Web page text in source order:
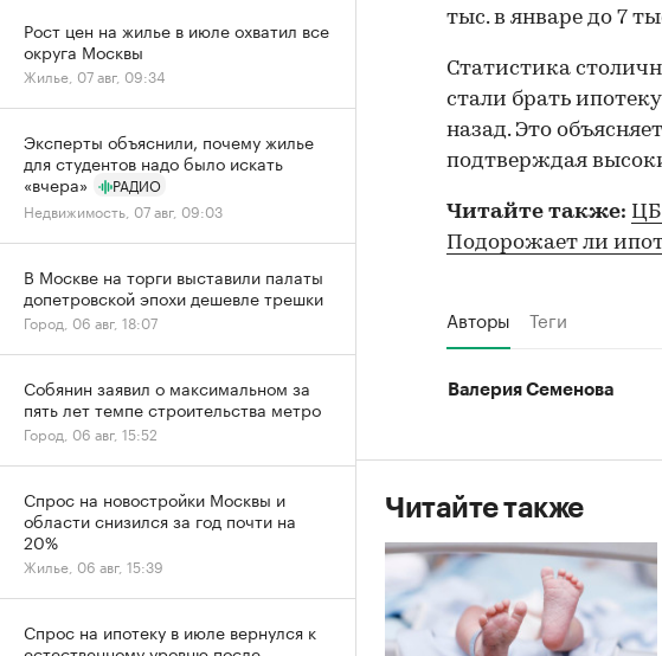
00:00 /
тыс. в январе до 7
Статистика
стали брать
назад. Это
подтверждая
Читайте также: ЦБ
Подорожает ли
Авторы Теги
Валерия Семенова
Читайте также
Рост цен на жилье в июле охватил все
округа Москвы
Жилье, 07 авг, 09:34
Эксперты объяснили, почему жилье
для студентов надо было искать
«вчера»
РАДИО
Недвижимость, 07 авг, 09:03
В Москве на торги выставили палаты
допетровской эпохи дешевле трешки
Город, 06 авг, 18:07
Собянин заявил о максимальном за
пять лет темпе строительства метро
Город, 06 авг, 15:52
Спрос на новостройки Москвы и
области снизился за год почти на
20%
Жилье, 06 авг, 15:39
Спрос на ипотеку в июле вернулся к